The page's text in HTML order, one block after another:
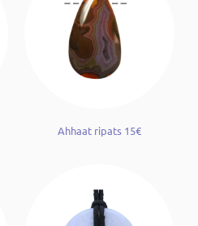
Ahhaat ripats 15€